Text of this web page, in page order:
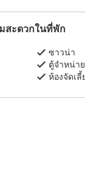
สะดวกในที่พัก
ซาวน่า
ตู้จำหน่า
ห้องจัดเลี้